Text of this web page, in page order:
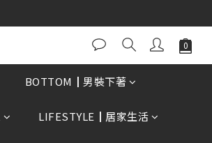
BOTTOM┃男裝下著
LIFESTYLE┃居家生活
立即購買